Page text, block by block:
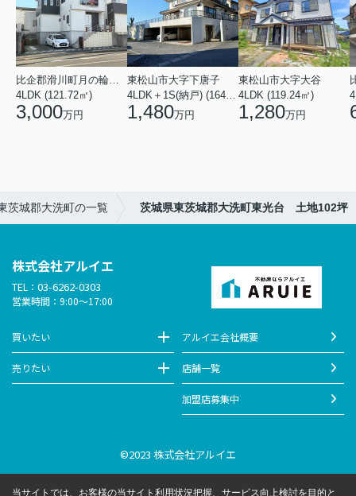
4LDK (121.72㎡)
3,000万円
東松山市大字下唐子
1,480万円
東松山市大字大谷
4LDK (119.24㎡)
1,280万円
茨城郡大洗町の一覧 茨城県東茨城郡大洗町東光台 土地102坪
株式会社アルイエ
TEL： 03-6262-0303
営業時間：9:00～17:00
買いたい
売りたい
アルイエ会社概要
店舗一覧
加盟店募集中
©2023 株式会社アルイエ
当サイトでは、お客様の当サイト利用状況把握、サービス向上検討を目的と